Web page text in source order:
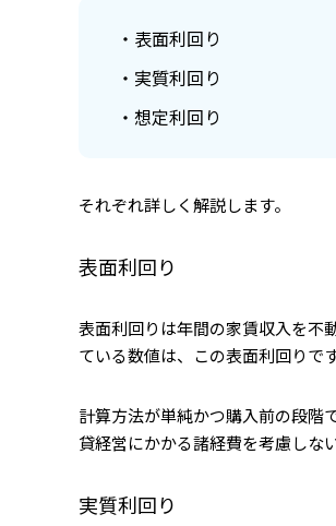
表面利回り
実質利回り
想定利回り
それぞれ詳しく解説します。
表面利回り
表面利回りは年間の家賃収入を不
ている数値は、この表面利回りです
計算方法が単純かつ購入前の段階
貸経営にかかる諸経費を考慮しな
実質利回り